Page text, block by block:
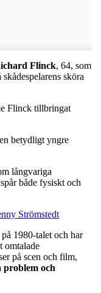
Flinck, 64, som
sköra
Flinck tillbringat
betydligt yngre
långvariga
både fysiskt och
Strömstedt
1980-talet och har
omtalade
på scen och film,
och